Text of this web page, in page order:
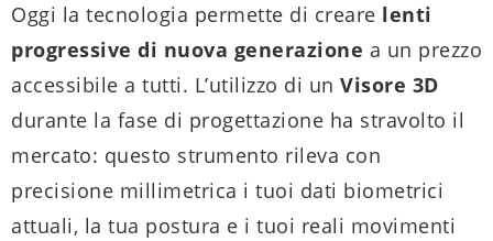
Oggi la tecnologia permette di creare lenti
progressive di nuova generazione a un prezzo
accessibile a tutti. L’utilizzo di un Visore 3D
durante la fase di progettazione ha stravolto il
mercato: questo strumento rileva con
precisione millimetrica i tuoi dati biometrici
attuali, la tua postura e i tuoi reali movimenti